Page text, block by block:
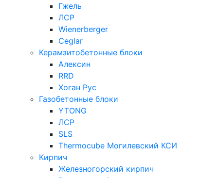
Гжель
ЛСР
Wienerberger
Ceglar
Керамзитобетонные блоки
Алексин
RRD
Хоган Рус
Газобетонные блоки
YTONG
ЛСР
SLS
Thermocube Могилевский КСИ
Кирпич
Железногорский кирпич